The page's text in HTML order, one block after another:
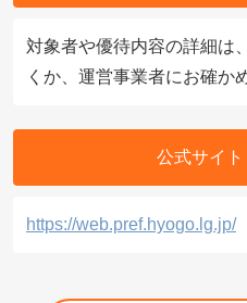
対象者や優待内容の詳細は
くか、運営事業者にお確か
公式サイト
https://web.pref.hyogo.lg.jp/